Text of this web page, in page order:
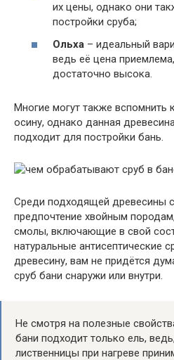
их цены, однако они
постройки сруба;
Ольха – идеальный
ведь её цена
достаточно высока.
Многие могут также вспомнить
осину, однако данная
подходит для постройки бань.
Среди подходящей древесины
предпочтение хвойным
смолы, включающие в свой
натуральные антисептические
древесину, вам не придётся
сруб бани снаружи или внутри.
Не смотря на полезные
бани подходит только ель,
лиственницы при нагреве